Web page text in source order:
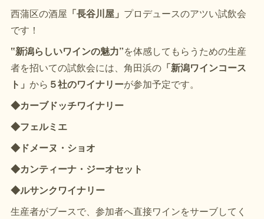
西蒲区の酒屋 「長谷川屋」 プロデュースのアツい試飲会
です！
‟新潟らしいワインの魅力”を体感してもらうための生産
者を招いての試飲会には、角田浜の 「新潟ワインコース
ト」から ５社のワイナリーが参加予定です。
◆カーブドッチワイナリー
◆フェルミエ
◆ドメーヌ・ショオ
◆カンティーナ・ジーオセット
◆ルサンクワイナリー
生産者がブースで、参加者へ直接ワインをサーブしてく